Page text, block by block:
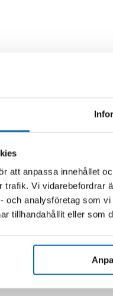
att anpassa innehållet
Vi vidarebefordrar
och analysföretag som
tillhandahållit eller som